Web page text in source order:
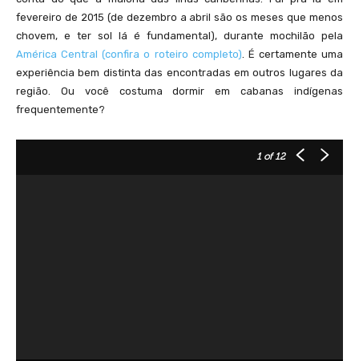
fevereiro de 2015 (de dezembro a abril são os meses que menos
chovem, e ter sol lá é fundamental), durante mochilão pela
América Central (confira o roteiro completo). É certamente uma
experiência bem distinta das encontradas em outros lugares da
região. Ou você costuma dormir em cabanas indígenas
frequentemente?
1 of 12